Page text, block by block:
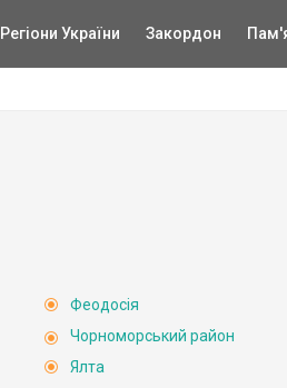
Регіони України Закордон
Феодосія
Чорноморський район
Ялта